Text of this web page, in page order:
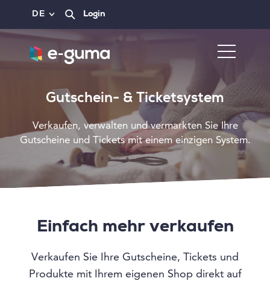
DE Login
Gutschein- & Ticketsystem
Verkaufen, verwalten und vermarkten Sie Ihre
Gutscheine und Tickets mit einem einzigen System.
Einfach mehr verkaufen
Verkaufen Sie Ihre Gutscheine, Tickets und
Produkte mit Ihrem eigenen Shop direkt auf